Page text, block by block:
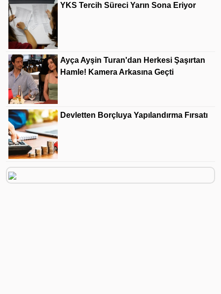
YKS Tercih Süreci Yarın Sona Eriyor
Ayça Ayşin Turan'dan Herkesi Şaşırtan
Hamle! Kamera Arkasına Geçti
Devletten Borçluya Yapılandırma Fırsatı